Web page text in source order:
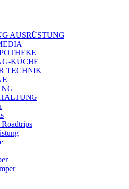
AUSRÜSTUNG
KÜCHE
TECHNIK